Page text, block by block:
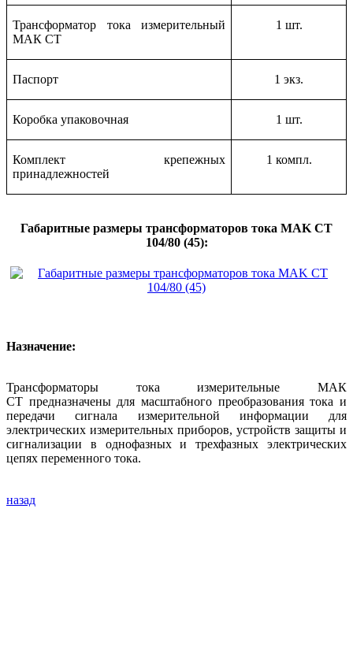
Трансформатор тока измерительный
МАК СТ
1 шт.
Паспорт 1 экз.
Коробка упаковочная 1 шт.
Комплект крепежных
принадлежностей
1 компл.
Габаритные размеры трансформаторов тока MAK CT
104/80 (45):
Назначение:
Трансформаторы тока измерительные МАК
СТ предназначены для масштабного преобразования тока и
передачи сигнала измерительной информации для
электрических измерительных приборов, устройств защиты и
сигнализации в однофазных и трехфазных электрических
цепях переменного тока.
назад